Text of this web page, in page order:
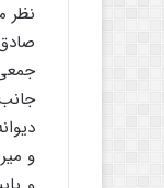
نظر
و